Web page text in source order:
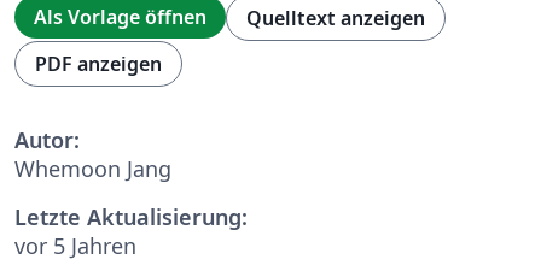
Als Vorlage öffnen
Quelltext anzeigen
PDF anzeigen
Autor:
Whemoon Jang
Letzte Aktualisierung:
vor 5 Jahren